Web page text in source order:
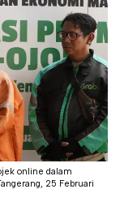
online dalam
25 Februari